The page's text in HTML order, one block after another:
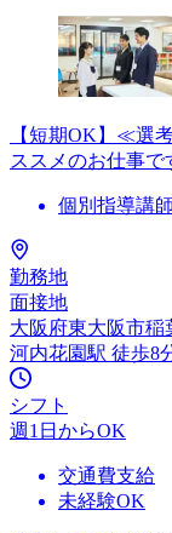
【短期OK】≪選
ススメのお仕事
個別指導講師
勤務地
面接地
大阪府東大阪市稲
河内花園駅 徒歩8
シフト
週1日からOK
交通費支給
未経験OK